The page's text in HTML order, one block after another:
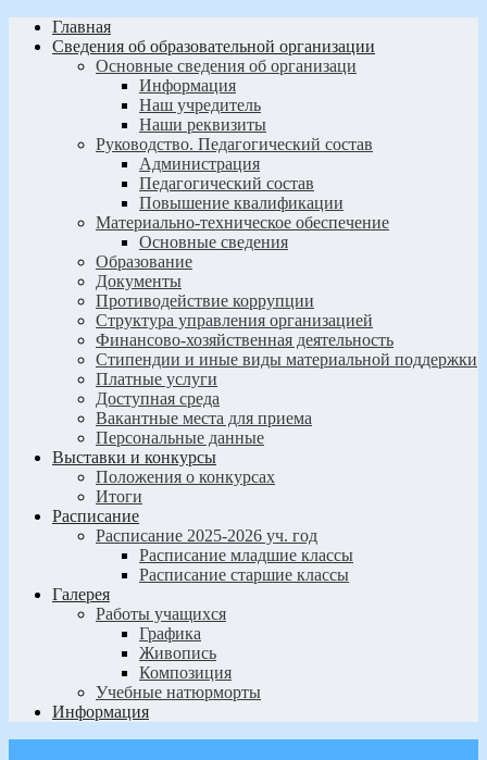
Главная
Сведения об образовательной организации
Основные сведения об организаци
Информация
Наш учредитель
Наши реквизиты
Руководство. Педагогический состав
Администрация
Педагогический состав
Повышение квалификации
Материально-техническое обеспечение
Основные сведения
Образование
Документы
Противодействие коррупции
Структура управления организацией
Финансово-хозяйственная деятельность
Стипендии и иные виды материальной поддержки
Платные услуги
Доступная среда
Вакантные места для приема
Персональные данные
Выставки и конкурсы
Положения о конкурсах
Итоги
Расписание
Расписание 2025-2026 уч. год
Расписание младшие классы
Расписание старшие классы
Галерея
Работы учащихся
Графика
Живопись
Композиция
Учебные натюрморты
Информация